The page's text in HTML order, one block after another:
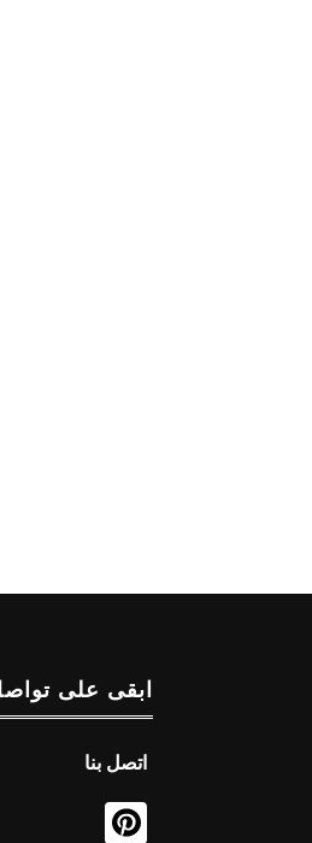
ابقى على
اتصل بنا